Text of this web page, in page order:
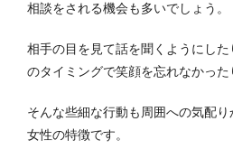
相談をされる機会も多いでしょう。
相手の目を見て話を聞くようにし
のタイミングで笑顔を忘れなかった
そんな些細な行動も周囲への気配
女性の特徴です。